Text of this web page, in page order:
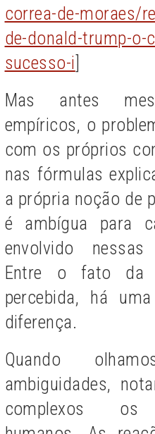
correa-de-moraes/
de-donald-trump-o-
sucesso-i]
Mas antes
empíricos, o
com os próprios
nas fórmulas
a própria noção de
é ambígua para
envolvido nessas
Entre o fato da
percebida, há
diferença.
Quando
ambiguidades,
complexos os